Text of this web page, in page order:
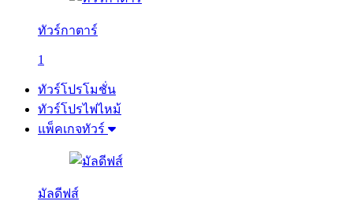
ทัวร์กาตาร์
1
ทัวร์โปรโมชั่น
ทัวร์โปรไฟไหม้
แพ็คเกจทัวร์
มัลดีฟส์